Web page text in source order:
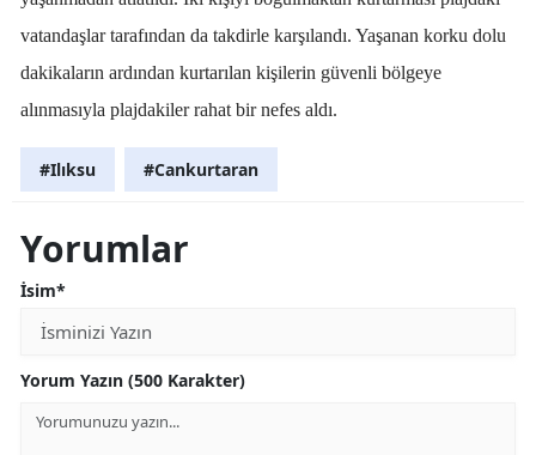
vatandaşlar tarafından da takdirle karşılandı. Yaşanan korku dolu
dakikaların ardından kurtarılan kişilerin güvenli bölgeye
alınmasıyla plajdakiler rahat bir nefes aldı.
#Ilıksu #Cankurtaran
Yorumlar
İsim*
Yorum Yazın (500 Karakter)